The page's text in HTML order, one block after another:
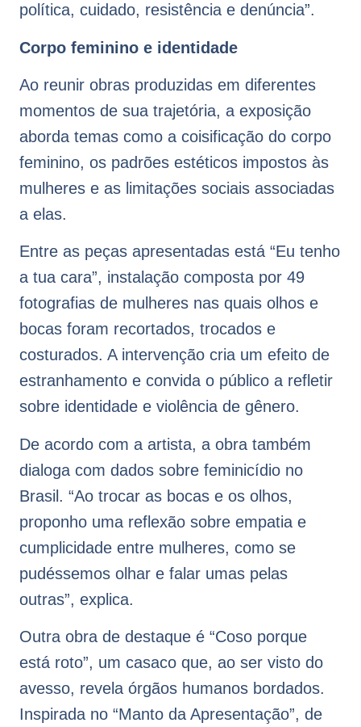
política, cuidado, resistência e denúncia”.
Corpo feminino e identidade
Ao reunir obras produzidas em diferentes
momentos de sua trajetória, a exposição
aborda temas como a coisificação do corpo
feminino, os padrões estéticos impostos às
mulheres e as limitações sociais associadas
a elas.
Entre as peças apresentadas está “Eu tenho
a tua cara”, instalação composta por 49
fotografias de mulheres nas quais olhos e
bocas foram recortados, trocados e
costurados. A intervenção cria um efeito de
estranhamento e convida o público a refletir
sobre identidade e violência de gênero.
De acordo com a artista, a obra também
dialoga com dados sobre feminicídio no
Brasil. “Ao trocar as bocas e os olhos,
proponho uma reflexão sobre empatia e
cumplicidade entre mulheres, como se
pudéssemos olhar e falar umas pelas
outras”, explica.
Outra obra de destaque é “Coso porque
está roto”, um casaco que, ao ser visto do
avesso, revela órgãos humanos bordados.
Inspirada no “Manto da Apresentação”, de